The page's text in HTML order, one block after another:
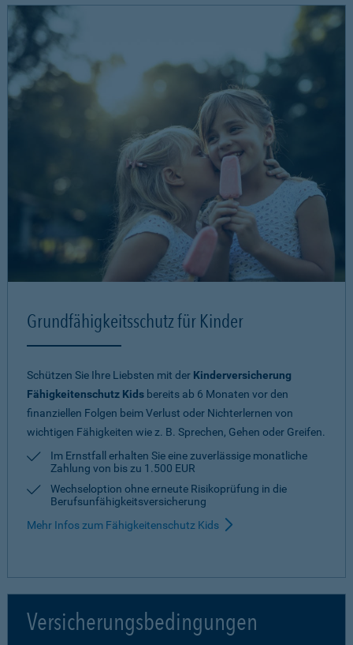
Grundfähigkeitsschutz für Kinder
Schützen Sie Ihre Liebsten mit der Kinderversicherung
Fähigkeitenschutz Kids bereits ab 6 Monaten vor den
finanziellen Folgen beim Verlust oder Nichterlernen von
wichtigen Fähigkeiten wie z. B. Sprechen, Gehen oder Greifen.
Im Ernstfall erhalten Sie eine zuverlässige monatliche
Zahlung von bis zu 1.500 EUR
Wechseloption ohne erneute Risiko­prüfung in die
Berufsunfähigkeitsversicherung
Mehr Infos zum Fähigkeitenschutz Kids
Versicherungsbedingungen